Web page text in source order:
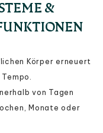
&
Körper erneuert
von Tagen
Monate oder